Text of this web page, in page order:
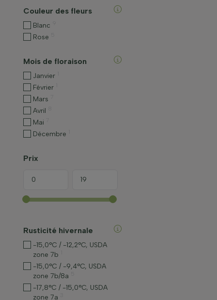
Couleur des fleurs
Blanc
Rose
Mois de floraison
Janvier
Février
Mars
Avril
Mai
Décembre
Prix
Rusticité hivernale
-15,0°C / -12,2°C, USDA
zone 7b
-15,0°C / -9,4°C, USDA
zone 7b/8a
-17,8°C / -15,0°C, USDA
zone 7a